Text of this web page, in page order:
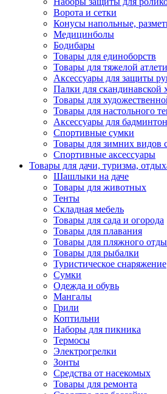
Ворота и сетки
Конусы напольные,
Медицинболы
Бодибары
Товары для единоборств
Товары для тяжелой
Аксессуары для защиты
Палки для скандинавской
Товары для
Товары для настольного
Аксессуары для
Спортивные сумки
Товары для зимних видов
Спортивные аксессуары
Товары для дачи, туризма,
Шашлыки на даче
Товары для животных
Тенты
Складная мебель
Товары для сада и огорода
Товары для плавания
Товары для пляжного
Товары для рыбалки
Туристическое снаряжение
Сумки
Одежда и обувь
Мангалы
Грили
Коптильни
Наборы для пикника
Термосы
Электрогрелки
Зонты
Средства от насекомых
Товары для ремонта